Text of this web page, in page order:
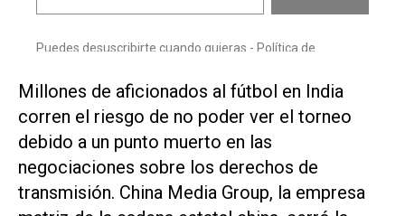
Millones de aficionados al fútbol en India
corren el riesgo de no poder ver el torneo
debido ​a un punto ⁠muerto en las
negociaciones sobre los derechos de
transmisión. ‌China Media Group, la empresa